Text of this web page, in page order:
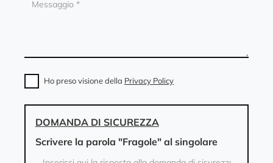
Ho preso visione della Privacy Policy
DOMANDA DI SICUREZZA
Scrivere la parola "Fragole" al singolare